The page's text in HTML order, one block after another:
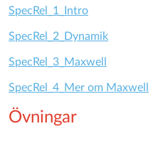
SpecRel_1_Intro
SpecRel_2_Dynamik
SpecRel_3_Maxwell
SpecRel_4_Mer om Maxwell
Övningar